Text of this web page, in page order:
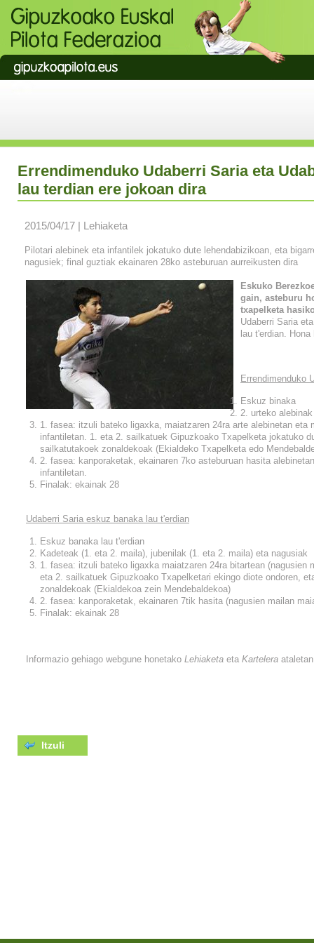
Errendimenduko Udaberri Saria eta
lau terdian ere jokoan dira
2015/04/17 | Lehiaketa
Pilotari alebinek eta infantilek jokatuko dute lehendabizikoan, eta
nagusiek; final guztiak ekainaren 28ko asteburuan aurreikusten dira
Eskuko
gain, asteburu
txapelketa
Udaberri Saria
lau t'erdian.
Errendimenduko
Eskuz binaka
2. urteko
1. fasea: itzuli bateko ligaxka, maiatzaren 24ra arte alebinetan eta
infantiletan. 1. eta 2. sailkatuek Gipuzkoako Txapelketa jokatuko
sailkatutakoek zonaldekoak (Ekialdeko Txapelketa edo
2. fasea: kanporaketak, ekainaren 7ko asteburuan hasita
infantiletan.
Finalak: ekainak 28
Udaberri Saria eskuz banaka lau t'erdian
Eskuz banaka lau t'erdian
Kadeteak (1. eta 2. maila), jubenilak (1. eta 2. maila) eta nagusiak
1. fasea: itzuli bateko ligaxka maiatzaren 24ra bitartean (nagusien
eta 2. sailkatuek Gipuzkoako Txapelketari ekingo diote ondoren,
zonaldekoak (Ekialdekoa zein Mendebaldekoa)
2. fasea: kanporaketak, ekainaren 7tik hasita (nagusien mailan
Finalak: ekainak 28
Informazio gehiago webgune honetako Lehiaketa eta Kartelera
Itzuli